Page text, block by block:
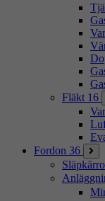
Fläkt 16
Fordon 36